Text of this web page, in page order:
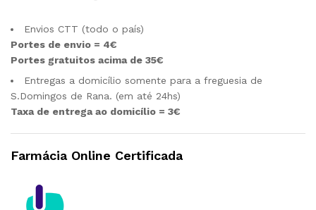
Envios CTT (todo o país)
Portes de envio = 4€
Portes gratuitos acima de 35€
Entregas a domicílio somente para a freguesia de
S.Domingos de Rana. (em até 24hs)
Taxa de entrega ao domicílio = 3€
Farmácia Online Certificada